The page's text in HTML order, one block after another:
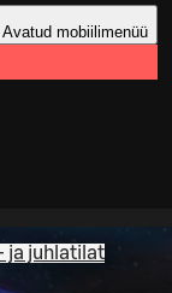
Avatud mobiilimenüü
ja juhlatilat